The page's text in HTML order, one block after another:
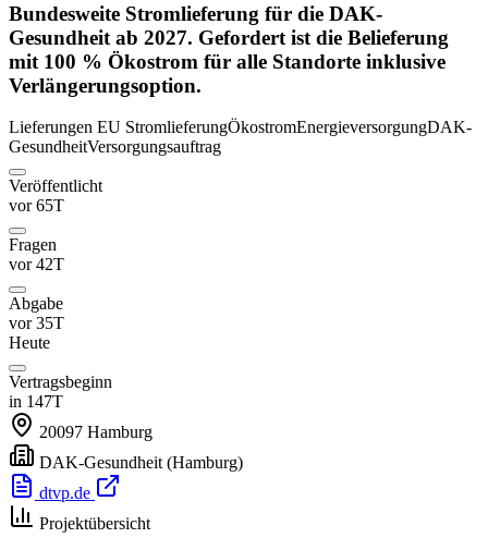
Bundesweite Stromlieferung für die DAK-
Gesundheit ab 2027. Gefordert ist die Belieferung
mit 100 % Ökostrom für alle Standorte inklusive
Verlängerungsoption.
Lieferungen EU StromlieferungÖkostromEnergieversorgungDAK-
GesundheitVersorgungsauftrag
Veröffentlicht
vor 65T
Fragen
vor 42T
Abgabe
vor 35T
Heute
Vertragsbeginn
in 147T
20097 Hamburg
DAK-Gesundheit (Hamburg)
dtvp.de
Projektübersicht